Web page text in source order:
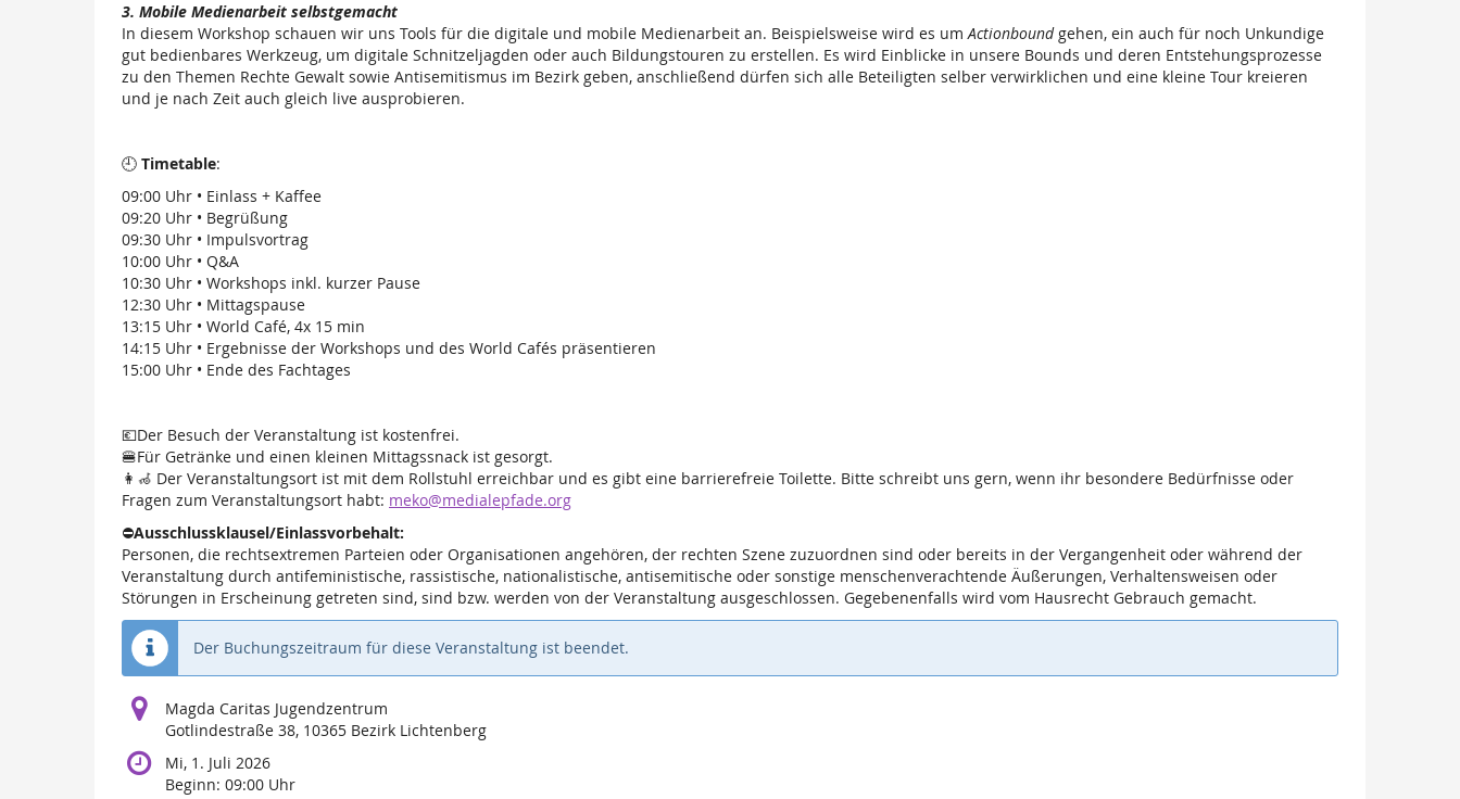
3. Mobile Medienarbeit selbstgemacht
In diesem Workshop schauen wir uns Tools für die digitale und mobile Medienarbeit an. Beispielsweise wird es umActionboundgehen, ein auch für noch Unkundige
gut bedienbares Werkzeug, um digitale Schnitzeljagden oder auch Bildungstouren zu erstellen. Es wird Einblicke in unsere Bounds und deren Entstehungsprozesse
zu den Themen Rechte Gewalt sowie Antisemitismus im Bezirk geben, anschließend dürfen sich alle Beteiligten selber verwirklichen und eine kleine Tour kreieren
und je nach Zeit auch gleich live ausprobieren.
🕘 Timetable:
09:00 Uhr • Einlass + Kaffee
09:20 Uhr • Begrüßung
09:30 Uhr • Impulsvortrag
10:00 Uhr • Q&A
10:30 Uhr • Workshops inkl. kurzer Pause
12:30 Uhr • Mittagspause
13:15 Uhr • World Café, 4x 15 min
14:15 Uhr • Ergebnisse der Workshops und des World Cafés präsentieren
15:00 Uhr • Ende des Fachtages
💶Der Besuch der Veranstaltung ist kostenfrei.
🍔Für Getränke und einen kleinen Mittagssnack ist gesorgt.
👩‍🦽 Der Veranstaltungsort ist mit dem Rollstuhl erreichbar und es gibt eine barrierefreie Toilette. Bitte schreibt uns gern, wenn ihr besondere Bedürfnisse oder
Fragen zum Veranstaltungsort habt: meko@medialepfade.org
⛔Ausschlussklausel/Einlassvorbehalt:
Personen, die rechtsextremen Parteien oder Organisationen angehören, der rechten Szene zuzuordnen sind oder bereits in der Vergangenheit oder während der
Veranstaltung durch antifeministische, rassistische, nationalistische, antisemitische oder sonstige menschenverachtende Äußerungen, Verhaltensweisen oder
Störungen in Erscheinung getreten sind, sind bzw. werden von der Veranstaltung ausgeschlossen. Gegebenenfalls wird vom Hausrecht Gebrauch gemacht.
Der Buchungszeitraum für diese Veranstaltung ist beendet.
Magda Caritas Jugendzentrum
Gotlindestraße 38, 10365 Bezirk Lichtenberg
Mi, 1. Juli 2026
Beginn: 09:00 Uhr